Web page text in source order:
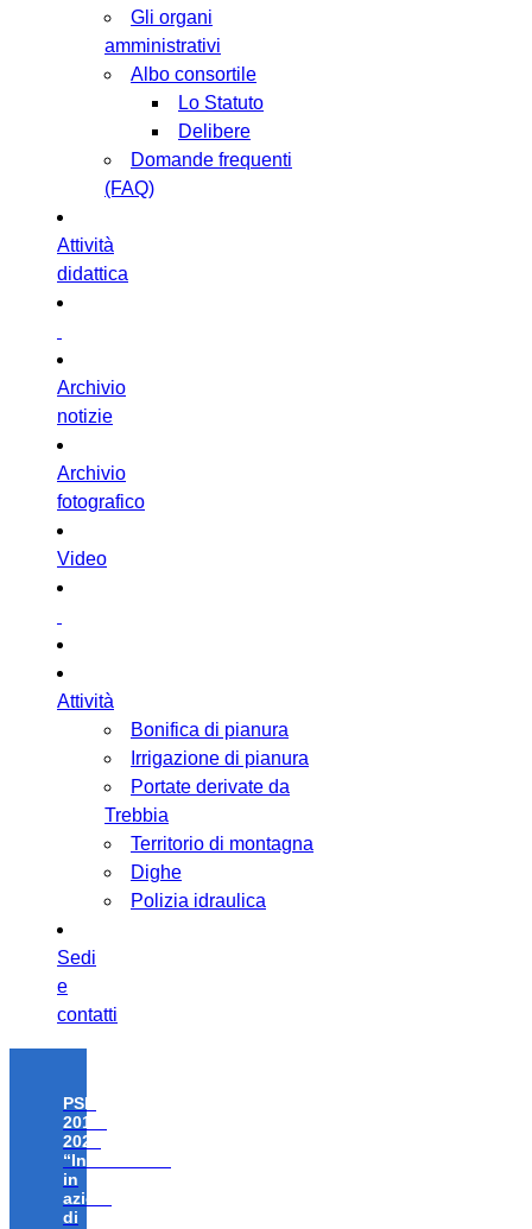
Gli organi
amministrativi
Albo consortile
Lo Statuto
Delibere
Domande frequenti
(FAQ)
Attività
didattica
Archivio
notizie
Archivio
fotografico
Video
Attività
Bonifica di pianura
Irrigazione di pianura
Portate derivate da
Trebbia
Territorio di montagna
Dighe
Polizia idraulica
Sedi
e
contatti
PSR
2014-
2020
“Investimenti
in
azioni
di